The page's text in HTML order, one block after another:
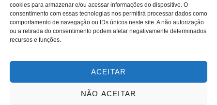
cookies para armazenar e/ou acessar informações do dispositivo. O
consentimento com essas tecnologias nos permitirá processar dados como
comportamento de navegação ou IDs únicos neste site. A não autorização
ou a retirada do consentimento podem afetar negativamente determinados
recursos e funções.
ACEITAR
NÃO ACEITAR
Copyright © 2026. Diário PcD. Todos os direitos reservados.